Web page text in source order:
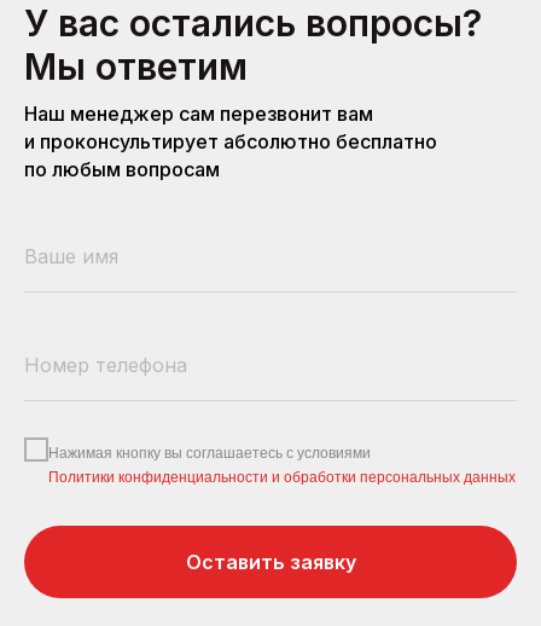
У вас остались вопросы?
Мы ответим
Наш менеджер сам перезвонит вам
и проконсультирует абсолютно бесплатно
по любым вопросам
Нажимая кнопку вы соглашаетесь с условиями
Политики конфиденциальности и обработки персональных данных
Оставить заявку